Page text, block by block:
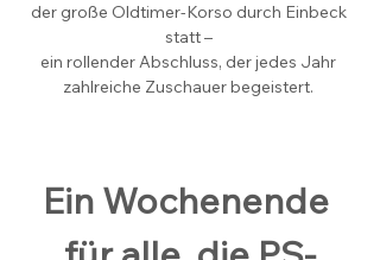
der große Oldtimer-Korso durch Einbeck
statt –
ein rollender Abschluss, der jedes Jahr
zahlreiche Zuschauer begeistert.
Ein Wochenende